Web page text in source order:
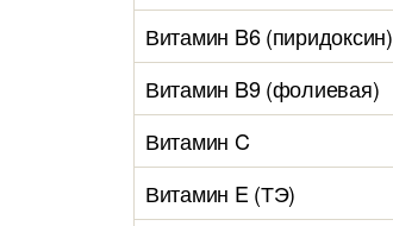
Витамин B6 (пиридоксин)
Витамин B9 (фолиевая)
Витамин C
Витамин E (ТЭ)